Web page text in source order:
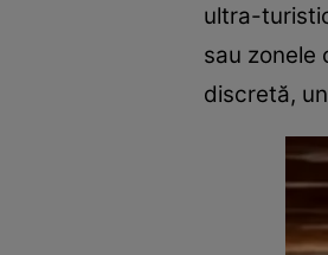
ultra-
sau zonele
discretă,